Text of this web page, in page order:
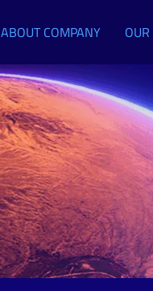
ABOUT COMPANY